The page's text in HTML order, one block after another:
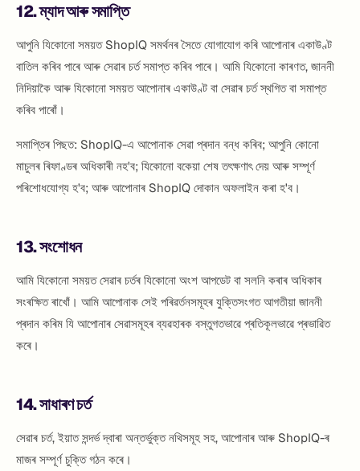
12. ম্যাদ আৰু সমাপ্তি
আপুনি যিকোনো সময়ত ShopIQ সমৰ্থনৰ সৈতে যোগাযোগ কৰি আপোনাৰ একাউণ্ট
বাতিল কৰিব পাৰে আৰু সেৱাৰ চৰ্ত সমাপ্ত কৰিব পাৰে। আমি যিকোনো কাৰণত, জাননী
নিদিয়াকৈ আৰু যিকোনো সময়ত আপোনাৰ একাউণ্ট বা সেৱাৰ চৰ্ত স্থগিত বা সমাপ্ত
কৰিব পাৰোঁ।
সমাপ্তিৰ পিছত: ShopIQ-এ আপোনাক সেৱা প্ৰদান বন্ধ কৰিব; আপুনি কোনো
মাচুলৰ ৰিফাণ্ডৰ অধিকাৰী নহ'ব; যিকোনো বকেয়া শেষ তৎক্ষণাৎ দেয় আৰু সম্পূৰ্ণ
পৰিশোধযোগ্য হ'ব; আৰু আপোনাৰ ShopIQ দোকান অফলাইন কৰা হ'ব।
13. সংশোধন
আমি যিকোনো সময়ত সেৱাৰ চৰ্তৰ যিকোনো অংশ আপডেট বা সলনি কৰাৰ অধিকাৰ
সংৰক্ষিত ৰাখোঁ। আমি আপোনাক সেই পৰিৱৰ্তনসমূহৰ যুক্তিসংগত আগতীয়া জাননী
প্ৰদান কৰিম যি আপোনাৰ সেৱাসমূহৰ ব্যৱহাৰক বস্তুগতভাৱে প্ৰতিকূলভাৱে প্ৰভাৱিত
কৰে।
14. সাধাৰণ চৰ্ত
সেৱাৰ চৰ্ত, ইয়াত সন্দৰ্ভ দ্বাৰা অন্তৰ্ভুক্ত নথিসমূহ সহ, আপোনাৰ আৰু ShopIQ-ৰ
মাজৰ সম্পূৰ্ণ চুক্তি গঠন কৰে।